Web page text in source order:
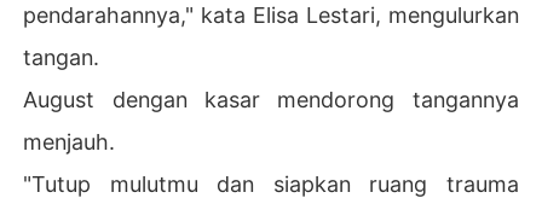
pendarahannya," kata Elisa Lestari, mengulurkan
tangan.
August dengan kasar mendorong tangannya
menjauh.
"Tutup mulutmu dan siapkan ruang trauma